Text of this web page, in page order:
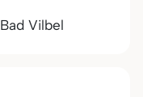
Bad Vilbel